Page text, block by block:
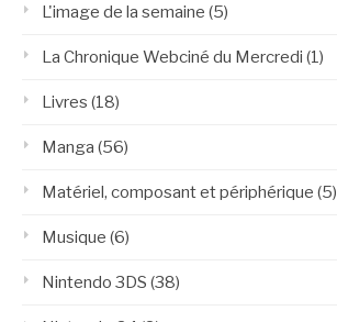
L'image de la semaine (5)
La Chronique Webciné du Mercredi (1)
Livres (18)
Manga (56)
Matériel, composant et périphérique (5)
Musique (6)
Nintendo 3DS (38)